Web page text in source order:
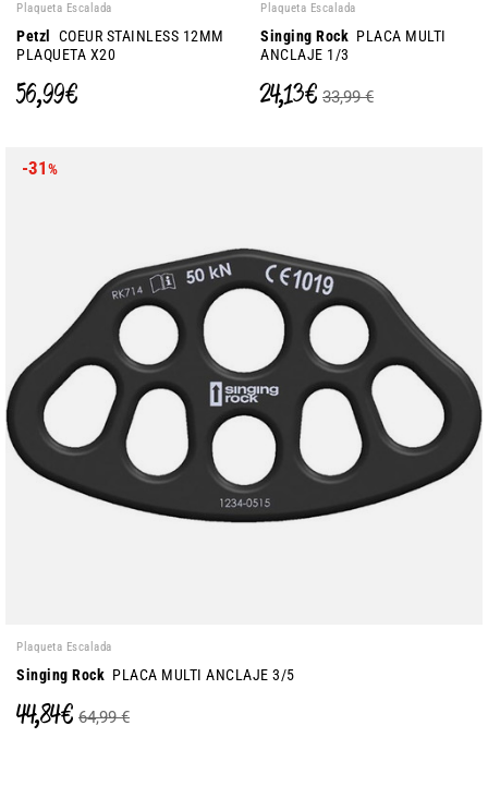
Plaqueta Escalada
Petzl
COEUR STAINLESS 12MM
PLAQUETA X20
56,99 €
Plaqueta Escalada
Singing Rock PLACA MULTI
ANCLAJE 1/3
24,13 € 33,99 €
-31%
Plaqueta Escalada
Singing Rock PLACA MULTI ANCLAJE 3/5
44,84 € 64,99 €